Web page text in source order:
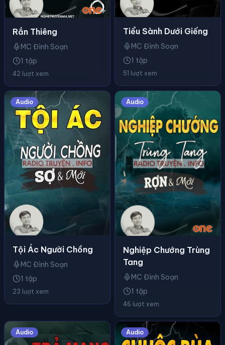
Rắn Thiêng
MC Đình Soạn
1 tập
42 lượt xem
Tiểu Sành Dưới Giếng
MC Đình Soạn
1 tập
51 lượt xem
Audio
Tội Ác Người Chồng
MC Đình Soạn
1 tập
23 lượt xem
Audio
Nghiệp Chướng Trùng
Tang
MC Đình Soạn
1 tập
46 lượt xem
Audio Audio